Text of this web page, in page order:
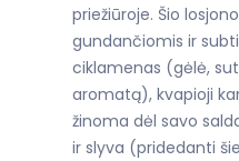
priežiūroje. Šio
gundančiomis ir
ciklamenas (gėlė,
aromatą), kvapioji
žinoma dėl savo
ir slyva (pridedanti